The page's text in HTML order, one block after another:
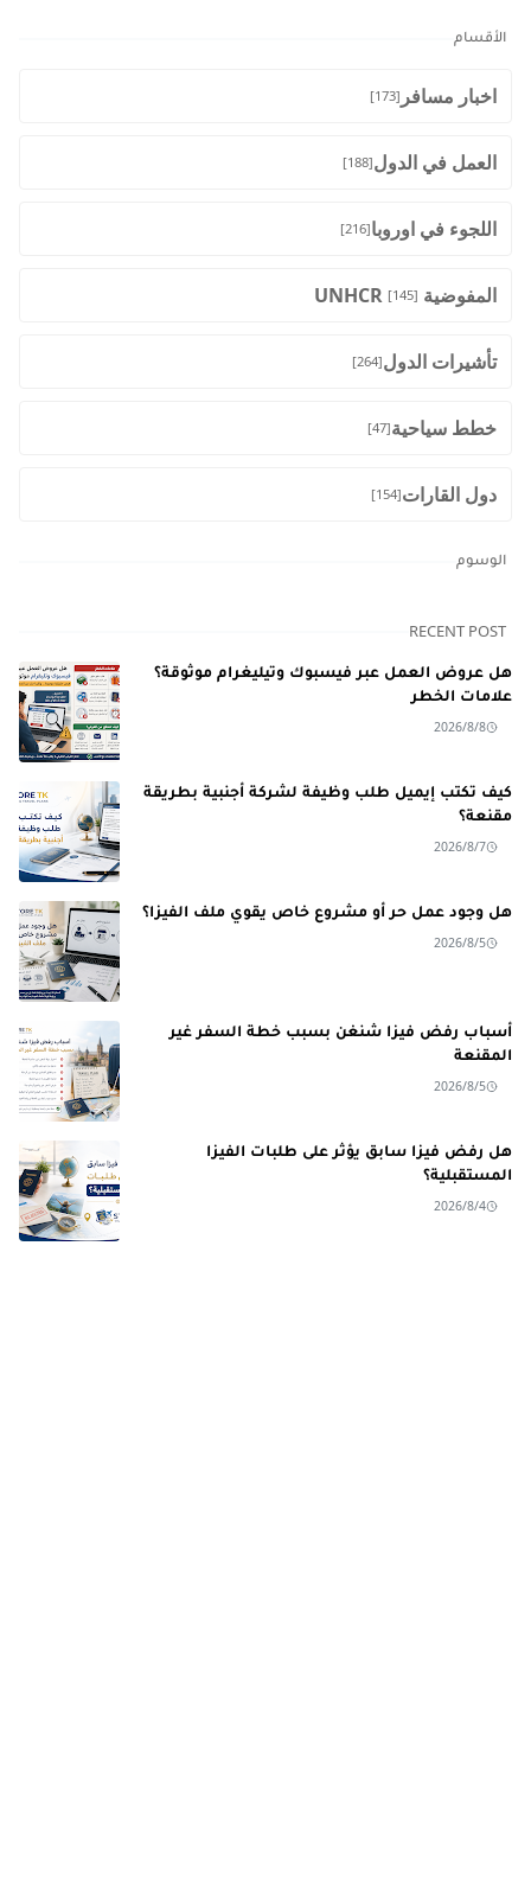
الأقسام
اخبار مسافر [173]
العمل في الدول[188]
اللجوء في اوروبا[216]
المفوضية UNHCR [145]
تأشيرات الدول[264]
خطط سياحية[47]
دول القارات[154]
الوسوم
RECENT POST
هل عروض العمل عبر فيسبوك وتيليغرام موثوقة؟
علامات الخطر
2026/8/8
كيف تكتب إيميل طلب وظيفة لشركة أجنبية بطريقة
مقنعة؟
2026/8/7
هل وجود عمل حر أو مشروع خاص يقوي ملف الفيزا؟
2026/8/5
أسباب رفض فيزا شنغن بسبب خطة السفر غير
المقنعة
2026/8/5
هل رفض فيزا سابق يؤثر على طلبات الفيزا
المستقبلية؟
2026/8/4